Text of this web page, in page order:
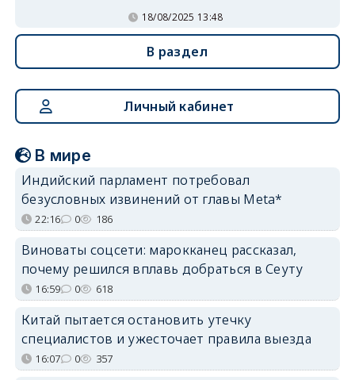
18/08/2025 13:48
В раздел
Личный кабинет
В мире
Индийский парламент потребовал
безусловных извинений от главы Meta*
22:16 0 186
Виноваты соцсети: марокканец рассказал,
почему решился вплавь добраться в Сеуту
16:59 0 618
Китай пытается остановить утечку
специалистов и ужесточает правила выезда
16:07 0 357